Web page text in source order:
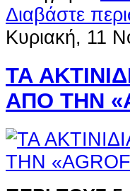
Διαβάστε
Κυριακή, 11
ΤΑ
ΑΠΟ ΤΗΝ